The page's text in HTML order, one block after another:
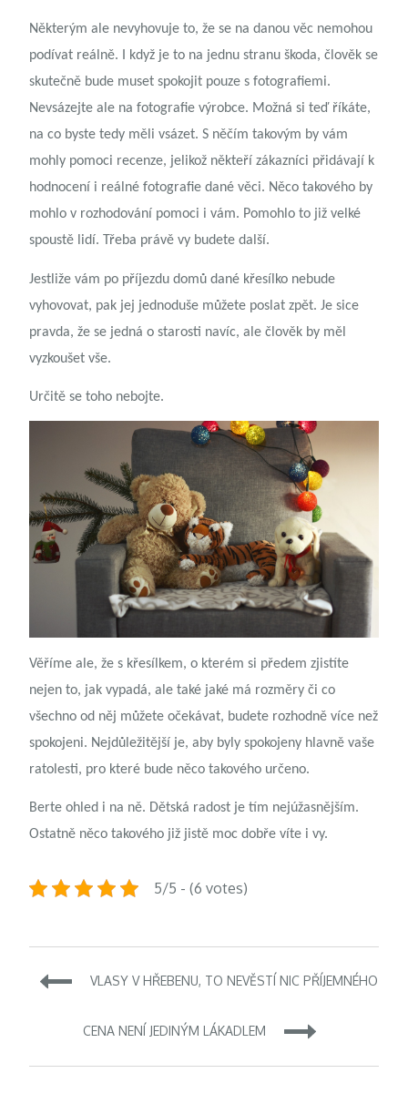
Některým ale nevyhovuje to, že se na danou věc nemohou
podívat reálně. I když je to na jednu stranu škoda, člověk se
skutečně bude muset spokojit pouze s fotografiemi.
Nevsázejte ale na fotografie výrobce. Možná si teď říkáte,
na co byste tedy měli vsázet. S něčím takovým by vám
mohly pomoci recenze, jelikož někteří zákazníci přidávají k
hodnocení i reálné fotografie dané věci. Něco takového by
mohlo v rozhodování pomoci i vám. Pomohlo to již velké
spoustě lidí. Třeba právě vy budete další.
Jestliže vám po příjezdu domů dané křesílko nebude
vyhovovat, pak jej jednoduše můžete poslat zpět. Je sice
pravda, že se jedná o starosti navíc, ale člověk by měl
vyzkoušet vše.
Určitě se toho nebojte.
Věříme ale, že s křesílkem, o kterém si předem zjistíte
nejen to, jak vypadá, ale také jaké má rozměry či co
všechno od něj můžete očekávat, budete rozhodně více než
spokojeni. Nejdůležitější je, aby byly spokojeny hlavně vaše
ratolesti, pro které bude něco takového určeno.
Berte ohled i na ně. Dětská radost je tím nejúžasnějším.
Ostatně něco takového již jistě moc dobře víte i vy.
5/5 - (6 votes)
Navigace
pro
příspěvek
VLASY V HŘEBENU, TO NEVĚSTÍ NIC PŘÍJEMNÉHO
CENA NENÍ JEDINÝM LÁKADLEM